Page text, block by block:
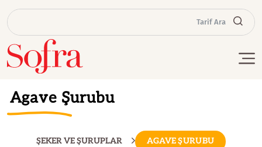
Tarif Ara
Agave Şurubu
ŞEKER VE ŞURUPLAR AGAVE ŞURUBU